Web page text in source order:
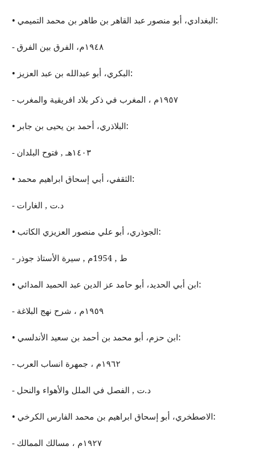
• البغدادي، أبو منصور عبد القاهر بن طاهر بن محمد التمیمي:
- ١٩٤٨م، الفرق بین الفرق
• البكري، أبو عبدالله بن عبد العزیز:
- ١٩٥٧م ، المغرب في ذكر بلاد افریقیة والمغرب
• البلاذري، أحمد بن یحیى بن جابر:
- ١٤٠٣هـ , فتوح البلدان
• الثقفي، أبي إسحاق ابراهيم محمد:
- د.ت , الغارات
• الجوذري، أبو علي منصور العزیزي الكاتب:
- ط , 1954م , سیرة الأستاذ جوذر
• ابن أبي الحدید، أبو حامد عز الدین عبد الحمید المدائي:
- ١٩٥٩م ، شرح نهج البلاغة
• ابن حزم، أبو محمد بن أحمد بن سعید الأندلسي:
- ١٩٦٢م ، جمهرة انساب العرب
- د.ت , الفصل في الملل والأهواء والنحل
• الاصطخري، أبو إسحاق ابراهيم بن محمد الفارس الكرخي:
- ١٩٢٧م ، مسالك الممالك